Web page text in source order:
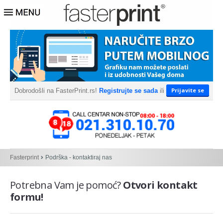
Dobrodošli na FasterPrint.rs! Registrujte se sadaili Prijavite se
Fasterprint Podrška - kontaktiraj nas
Potrebna Vam je pomoć?Otvori kontakt
formu!